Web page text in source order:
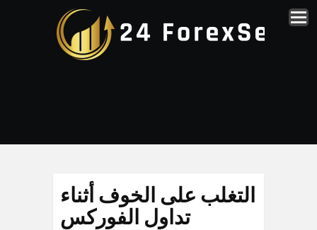
التغلب على الخوف أثناء
تداول الفوركس